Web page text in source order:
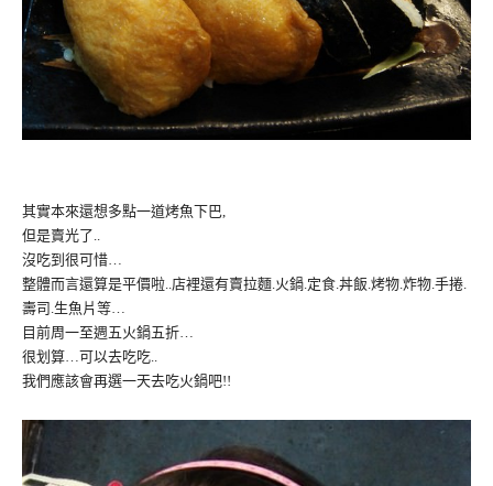
其實本來還想多點一道烤魚下巴,
但是賣光了..
沒吃到很可惜…
整體而言還算是平價啦..店裡還有賣拉麵.火鍋.定食.丼飯.烤物.炸物.手捲.
壽司.生魚片等…
目前周一至週五火鍋五折…
很划算…可以去吃吃..
我們應該會再選一天去吃火鍋吧!!